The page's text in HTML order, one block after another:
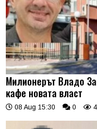
Милионерът Владо
кафе новата власт
08 Aug 15:30 0